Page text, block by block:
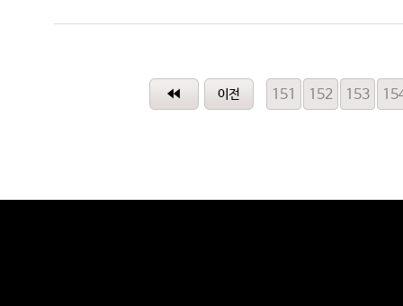
151 152 153